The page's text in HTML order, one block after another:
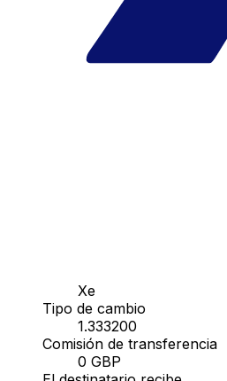
Xe
Tipo de cambio
1.333200
Comisión de transferencia
0 GBP